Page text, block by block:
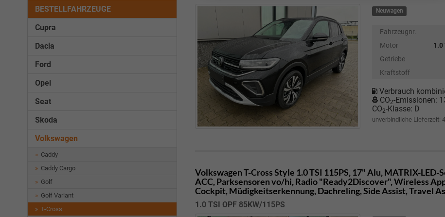
Neuwagen
Fahrzeugnr.
Motor
1.0
Getriebe
Kraftstoff
Verbrauch
CO2-Emissionen:
CO2-Klasse: D
unverbindliche Lieferzeit:
Volkswagen T-CrossStyle 1.0 TSI 115PS, 17" Alu, MATRIX-
ACC, Parksensoren vo/hi, Radio "Ready2Discover", Wireless
Cockpit, Müdigkeitserkennung, Dachreling, Side Assist, Travel
1.0 TSI OPF 85KW/115PS
BESTELLFAHRZEUGE
Cupra
Dacia
Ford
Opel
Seat
Skoda
Volkswagen
Caddy
Caddy Cargo
Golf
Golf Variant
T-Cross